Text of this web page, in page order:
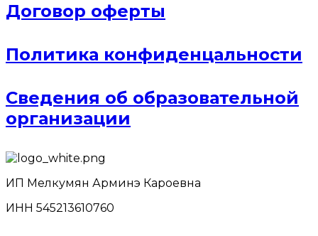
Договор оферты
Политика конфиденцальности
Сведения об образовательной
организации
ИП Мелкумян Арминэ Кароевна
ИНН 545213610760